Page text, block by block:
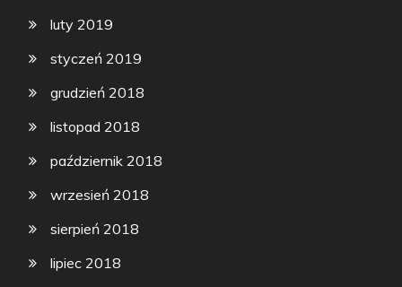
luty 2019
styczeń 2019
grudzień 2018
listopad 2018
październik 2018
wrzesień 2018
sierpień 2018
lipiec 2018